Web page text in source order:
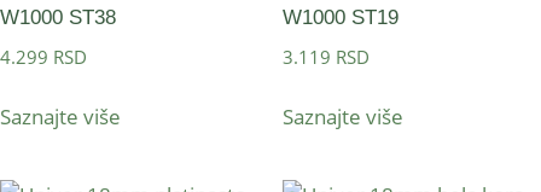
W1000 ST38
4.299 RSD
Saznajte više
W1000 ST19
3.119 RSD
Saznajte više